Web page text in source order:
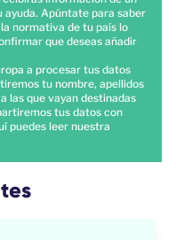
ayuda. Apúntate para saber
normativa de tu país lo
que deseas añadir
a procesar tus datos
tu nombre, apellidos
las que vayan destinadas
tus datos con
puedes leer nuestra